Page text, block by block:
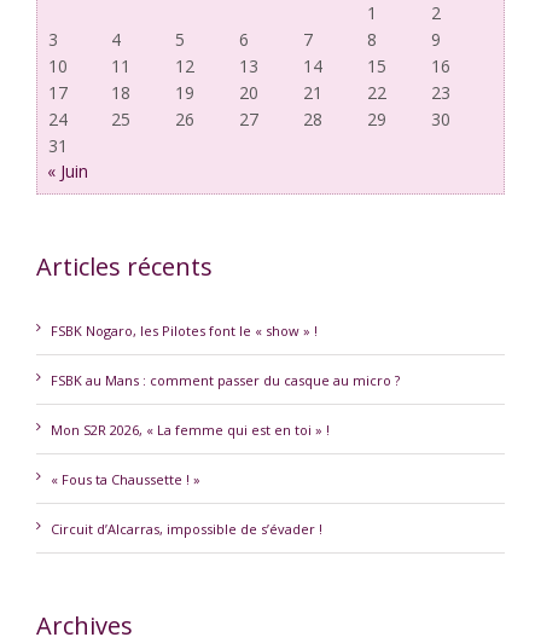
1
2
3
4 5 6 7 8
9
10
11 12 13 14 15
16
17
18 19 20 21 22
23
24
25 26 27 28 29
30
31
« Juin
Articles récents
FSBK Nogaro, les Pilotes font le « show » !
FSBK au Mans : comment passer du casque au micro ?
Mon S2R 2026, « La femme qui est en toi » !
« Fous ta Chaussette ! »
Circuit d’Alcarras, impossible de s’évader !
Archives